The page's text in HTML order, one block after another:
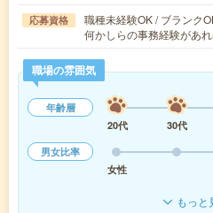
応募資格
職種未経験OK / ブランク
何かしらの事務経験があ
職場の雰囲気
年齢層
20代
30代
男女比率
女性
もっと